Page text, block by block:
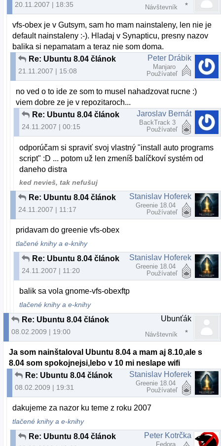
20.11.2007 | 18:35 Návštevník
vfs-obex je v Gutsym, sam ho mam nainstaleny, len nie je
default nainstaleny :-). Hladaj v Synapticu, presny nazov
balika si nepamatam a teraz nie som doma.
Re: Ubuntu 8.04 článok
21.11.2007 | 15:08
Peter Drábik
Manjaro
Používateľ
no ved o to ide ze som to musel nahadzovat rucne :)
viem dobre ze je v repozitaroch...
Re: Ubuntu 8.04 článok
24.11.2007 | 00:15
Jaroslav Bernát
BackTrack 3
Používateľ
odporúčam si spraviť svoj vlastný "install auto programs
script" :D ... potom už len zmeníš balíčkoví systém od
daneho distra
ked nevieš, tak nefušuj
Re: Ubuntu 8.04 článok
24.11.2007 | 11:17
Stanislav Hoferek
Greenie 18.04
Používateľ
pridavam do greenie vfs-obex
tlačené knihy a e-knihy
Re: Ubuntu 8.04 článok
24.11.2007 | 11:20
Stanislav Hoferek
Greenie 18.04
Používateľ
balik sa vola gnome-vfs-obexftp
tlačené knihy a e-knihy
Re: Ubuntu 8.04 článok
08.02.2009 | 19:00
Ubunťák
Návštevník
Ja som nainštaloval Ubuntu 8.04 a mam aj 8.10,ale s
8.04 som spokojnejsi,lebo v 10 mi neslape wifi
Re: Ubuntu 8.04 článok
08.02.2009 | 19:31
Stanislav Hoferek
Greenie 18.04
Používateľ
dakujeme za nazor ku teme z roku 2007
tlačené knihy a e-knihy
Re: Ubuntu 8.04 článok Peter Kotrčka
Fedora